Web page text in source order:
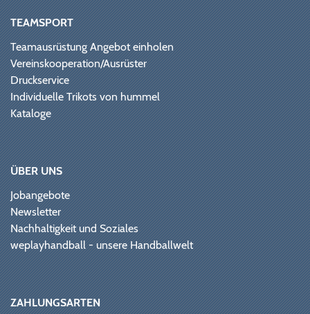
TEAMSPORT
Teamausrüstung Angebot einholen
Vereinskooperation/Ausrüster
Druckservice
Individuelle Trikots von hummel
Kataloge
ÜBER UNS
Jobangebote
Newsletter
Nachhaltigkeit und Soziales
weplayhandball - unsere Handballwelt
ZAHLUNGSARTEN